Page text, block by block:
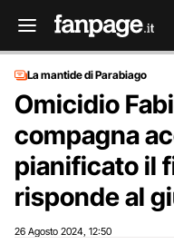
La mantide di Parabiago
Omicidio
compagna
pianificato il
risponde al
26 Agosto 2024 12:50